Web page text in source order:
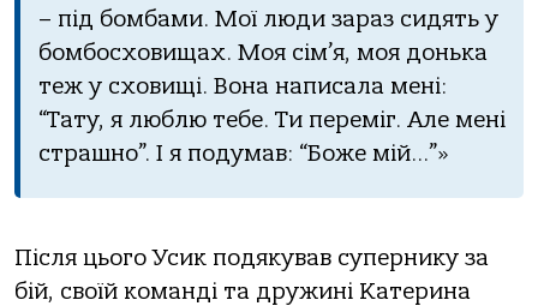
– під бомбами. Мої люди зараз сидять у
бомбосховищах. Моя сім’я, моя донька
теж у сховищі. Вона написала мені:
“Тату, я люблю тебе. Ти переміг. Але мені
страшно”. І я подумав: “Боже мій…”»
Після цього Усик подякував супернику за
бій, своїй команді та дружині Катерина